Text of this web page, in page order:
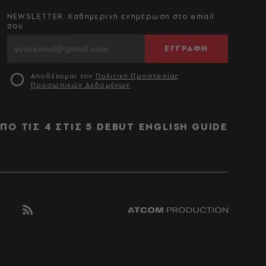
NEWSLETTER: Καθημερινή ενημέρωση στο email
σου
ΕΓΓΡΑΦΗ
Αποδέχομαι την Πολιτική Προστασίας
Προσωπικών Δεδομένων
ΤΙΣ 4 ΣΤΙΣ 5 DEBUT ENGLISH GUIDE